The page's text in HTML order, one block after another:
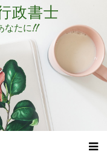
政書士
なたに!!